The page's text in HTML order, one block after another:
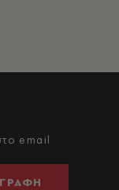
email